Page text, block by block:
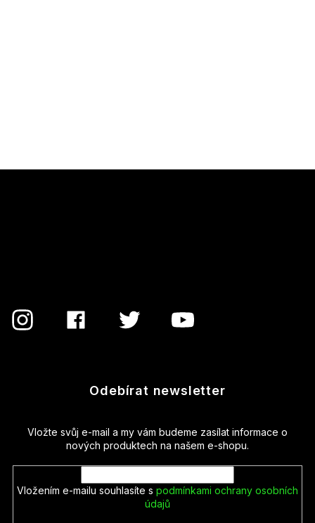
Odebírat newsletter
Vložte svůj e-mail a my vám budeme zasílat informace o
nových produktech na našem e-shopu.
Vložením e-mailu souhlasíte s podmínkami ochrany osobních
údajů